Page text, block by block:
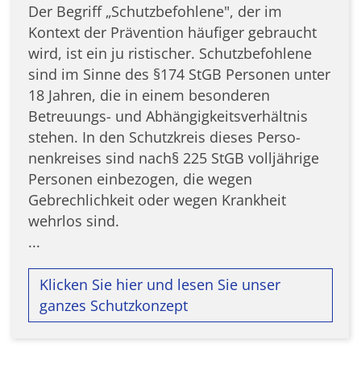
Der Begriff „Schutzbefohlene", der im
Kontext der Prävention häufiger gebraucht
wird, ist ein ju­ ristischer. Schutzbefohlene
sind im Sinne des §174 StGB Personen unter
18 Jahren, die in einem besonderen
Betreuungs- und Abhängigkeitsverhältnis
stehen. In den Schutzkreis dieses Perso­
nenkreises sind nach§ 225 StGB volljährige
Personen einbezogen, die wegen
Gebrechlichkeit oder wegen Krankheit
wehrlos sind.
...
Klicken Sie hier und lesen Sie unser
ganzes Schutzkonzept